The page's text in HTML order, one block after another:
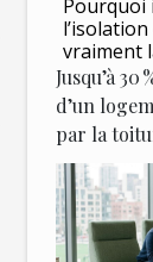
Pourquoi
vraiment
Jusqu’à
d’un
par la